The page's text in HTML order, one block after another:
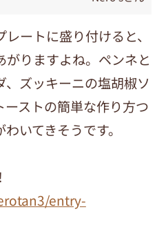
ートに盛り付けると、
りますよね。ペンネと
ズッキーニの塩胡椒ソ
ストの簡単な作り方つ
いてきそうです。
entry-